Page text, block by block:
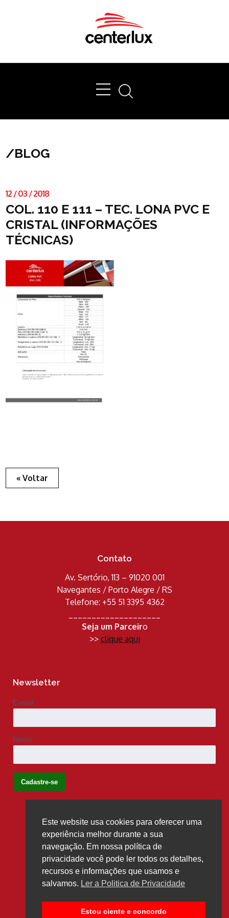
/BLOG
12 /03 /2018
COL. 110 E 111 – TEC. LONA PVC E
CRISTAL (INFORMAÇÕES
TÉCNICAS)
« Voltar
Contato
Av. Sertório, 113 – 91020 001
Navegantes / Porto Alegre / RS
Telefone: +55 51 3395 4362
Seja um Parceiro
>> clique aqui
Newsletter
E-mail
Nome
Siga-nos
Este website usa cookies para oferecer uma
experiência melhor durante a sua
navegação. Em nossa política de
privacidade você pode ler todos os detalhes,
recursos e informações que usamos e
salvamos. Ler a Politica de Privacidade
Estou ciente e concordo